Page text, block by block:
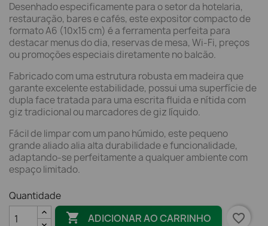
Desenhado especificamente para o setor da hotelaria,
restauração, bares e cafés, este expositor compacto de
formato A6 (10x15 cm) é a ferramenta perfeita para
destacar menus do dia, reservas de mesa, Wi-Fi, preços
ou promoções especiais diretamente no balcão.
Fabricado com uma estrutura robusta em madeira que
garante excelente estabilidade, possui uma superfície de
dupla face tratada para uma escrita fluida e nítida com
giz tradicional ou marcadores de giz líquido.
Fácil de limpar com um pano húmido, este pequeno
grande aliado alia alta durabilidade e funcionalidade,
adaptando-se perfeitamente a qualquer ambiente com
espaço limitado.
Quantidade
 ADICIONAR AO CARRINHO favorite_border